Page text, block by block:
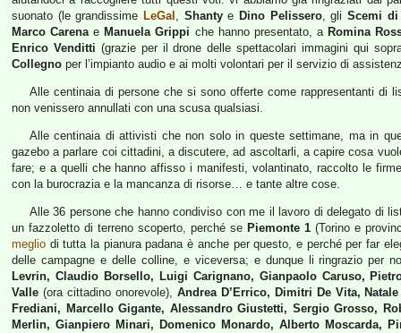
suonato (le grandissime LeGal , Shantye Dino Pelissero, gliScemi di
Marco Carenae Manuela Grippi che hanno presentato, a Romina
Enrico Venditti (grazie per il drone delle spettacolari immagini qui
Collegno per l’impianto audio e ai molti volontari per il servizio di
Alle centinaia di persone che si sono offerte come rappresentanti di
non venissero annullati con una scusa qualsiasi.
Alle centinaia di attivisti che non solo in queste settimane, ma in
gazebo a parlare coi cittadini, a discutere, ad ascoltarli, a capire cosa
fare; e a quelli che hanno affisso i manifesti, volantinato, raccolto le
con la burocrazia e la mancanza di risorse… e tante altre cose.
Alle 36 persone che hanno condiviso con me il lavoro di delegato di
un fazzoletto di terreno scoperto, perché se Piemonte 1 (Torino e
meglio di tutta la pianura padana è anche per questo, e perché per far
delle campagne e delle colline, e viceversa; e dunque li ringrazio per
Levrin, Claudio Borsello, Luigi Carignano, Gianpaolo Caruso,
Valle (ora cittadino onorevole), Andrea D’Errico, Dimitri De Vita,
Frediani, Marcello Gigante, Alessandro Giustetti, Sergio Grosso,
Merlin, Gianpiero Minari, Domenico Monardo, Alberto Moscarda,